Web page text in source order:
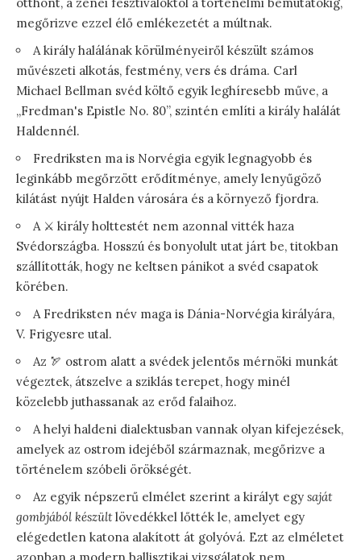
megőrizve ezzel élő emlékezetét a múltnak.
A király halálának körülményeiről készült számos
művészeti alkotás, festmény, vers és dráma. Carl
Michael Bellman svéd költő egyik leghíresebb műve, a
„Fredman's Epistle No. 80”, szintén említi a király halálát
Haldennél.
Fredriksten ma is Norvégia egyik legnagyobb és
leginkább megőrzött erődítménye, amely lenyűgöző
kilátást nyújt Halden városára és a környező fjordra.
A ⚔️ király holttestét nem azonnal vitték haza
Svédországba. Hosszú és bonyolult utat járt be, titokban
szállították, hogy ne keltsen pánikot a svéd csapatok
körében.
A Fredriksten név maga is Dánia-Norvégia királyára,
V. Frigyesre utal.
Az 🏹 ostrom alatt a svédek jelentős mérnöki munkát
végeztek, átszelve a sziklás terepet, hogy minél
közelebb juthassanak az erőd falaihoz.
A helyi haldeni dialektusban vannak olyan kifejezések,
amelyek az ostrom idejéből származnak, megőrizve a
történelem szóbeli örökségét.
Az egyik népszerű elmélet szerint a királyt egy saját
gombjából készültlövedékkel lőtték le, amelyet egy
elégedetlen katona alakított át golyóvá. Ezt az elméletet